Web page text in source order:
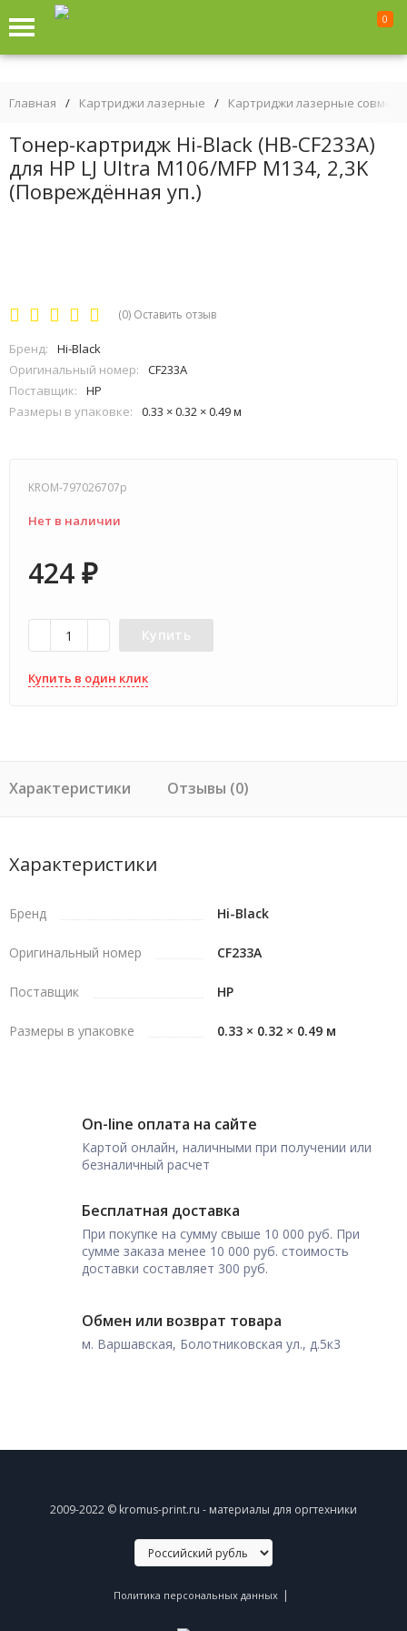
0
Главная / Картриджи лазерные / Картриджи лазерные
Тонер-картридж Hi-Black (HB-CF233A)
для HP LJ Ultra M106/MFP M134, 2,3K
(Повреждённая уп.)
(0) Оставить отзыв
Бренд:
Hi-Black
Оригинальный номер:
CF233A
Поставщик:
HP
Размеры в упаковке:
0.33 × 0.32 × 0.49 м
KROM-797026707p
Нет в наличии
424 ₽
Купить
Купить в один клик
Характеристики Отзывы (0)
Характеристики
Бренд Hi-Black
Оригинальный номер CF233A
Поставщик HP
Размеры в упаковке 0.33 × 0.32 × 0.49 м
On-line оплата на сайте
Картой онлайн, наличными при получении или
безналичный расчет
Бесплатная доставка
При покупке на сумму свыше 10 000 руб. При
сумме заказа менее 10 000 руб. стоимость
доставки составляет 300 руб.
Обмен или возврат товара
м. Варшавская, Болотниковская ул., д.5к3
2009-2022 © kromus-print.ru - материалы для оргтехники
Политика персональных данных |